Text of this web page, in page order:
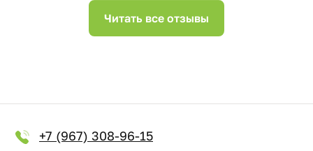
Читать все отзывы
+7 (967) 308-96-15